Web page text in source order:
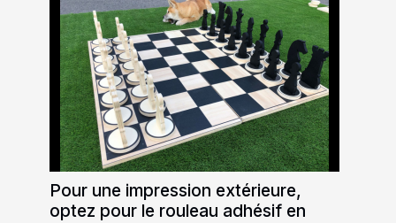
Pour une impression extérieure,
optez pour le rouleau adhésif en